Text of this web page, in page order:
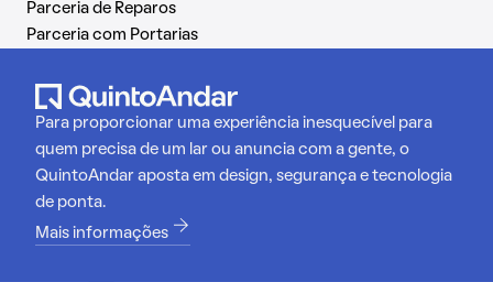
Parceria de Reparos
Parceria com Portarias
Para proporcionar uma experiência inesquecível para
quem precisa de um lar ou anuncia com a gente, o
QuintoAndar aposta em design, segurança e tecnologia
de ponta.
Mais informações